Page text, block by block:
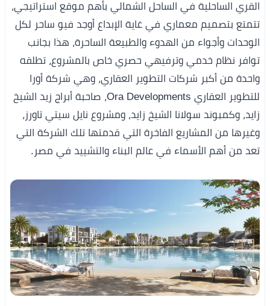
القري الساحلية في الساحل الشمالي بأهم موقع استراتيجي،
تتمتع بتصميم معماري في غاية الإبداع أوجد فيو ساحر لكل
الوحدات وأجواء من الهدوء والطبيعة الساحرة، هذا بجانب
توافر نظام خدمي وترفيهي حصري خاص بالمشروع، تطلقه
واحدة من أكبر شركات التطوير العقاري، وهي شركة أورا
للتطوير العقاري Ora Developments، صاحبة أبراج زيد الشيخ
زايد، وكمبوند سولانا الشيخ زايد، ومشروع نايل سيتي تاورز،
وغيرها من المشاريع الفاخرة التي قدمتها تلك الشركة التي
تعد من أهم الأسماء في عالم البناء والتشييد في مصر.